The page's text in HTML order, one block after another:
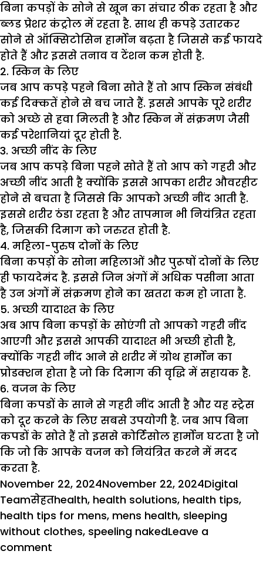
बिना कपड़ों के सोने से खून का संचार ठीक रहता है और
ब्लड प्रेशर कंट्रोल में रहता है. साथ ही कपड़े उतारकर
सोने से ऑक्सिटोसिन हार्मोन बढ़ता है जिससे कई फायदे
होते हैं और इससे तनाव व टेंशन कम होती है.
2. स्किन के लिए
जब आप कपड़े पहने बिना सोते हैं तो आप स्किन संबंधी
कई दिक्कतें होने से बच जाते हैं. इससे आपके पूरे शरीर
को अच्छे से हवा मिलती है और स्किन में संक्रमण जैसी
कई परेशानियां दूर होती है.
3. अच्छी नींद के लिए
जब आप कपड़े बिना पहने सोते हैं तो आप को गहरी और
अच्छी नींद आती है क्योंकि इससे आपका शरीर औवरहीट
होने से बचता है जिससे कि आपको अच्छी नींद आती है.
इससे शरीर ठंडा रहता है और तापमान भी नियंत्रित रहता
है, जिसकी दिमाग को जरुरत होती है.
4. महिला-पुरुष दोनों के लिए
बिना कपड़ों के सोना महिलाओं और पुरूषों दोनों के लिए
ही फायदेमंद है. इससे जिन अंगों में अधिक पसीना आता
है उन अंगों में संक्रमण होने का खतरा कम हो जाता है.
5. अच्छी यादाश्त के लिए
अब आप बिना कपड़ों के सोएंगी तो आपको गहरी नींद
आएगी और इससे आपकी यादाश्त भी अच्छी होती है,
क्योंकि गहरी नींद आने से शरीर में ग्रोथ हार्मोन का
प्रोडक्शन होता है जो कि दिमाग की वृद्धि में सहायक है.
6. वजन के लिए
बिना कपडों के साने से गहरी नींद आती है और यह स्ट्रेस
को दूर करने के लिए सबसे उपयोगी है. जब आप बिना
कपडों के सोते हैं तो इससे कोर्टिसोल हार्मोन घटता है जो
कि जो कि आपके वजन को नियंत्रित करने में मदद
करता है.
Posted
on
November 22, 2024November 22, 2024Author
Digital
TeamCategories
सेहतTags
health, health solutions, health tips,
health tips for mens, mens health, sleeping
without clothes, speeling nakedLeave a
comment